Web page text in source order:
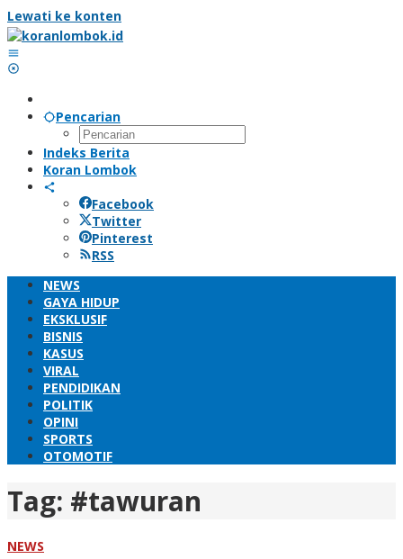
Lewati ke konten
Pencarian
Indeks Berita
Koran Lombok
Facebook
Twitter
Pinterest
RSS
NEWS
GAYA HIDUP
EKSKLUSIF
BISNIS
KASUS
VIRAL
PENDIDIKAN
POLITIK
OPINI
SPORTS
OTOMOTIF
Tag: #tawuran
NEWS